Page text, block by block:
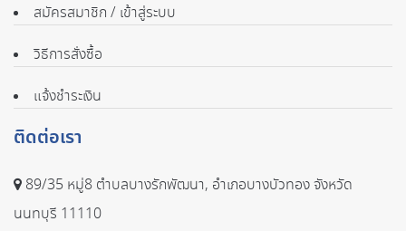
สมัครสมาชิก / เข้าสู่ระบบ
วิธีการสั่งซื้อ
แจ้งชำระเงิน
ติดต่อเรา
89/35 หมู่8 ตำบลบางรักพัฒนา, อำเภอบางบัวทอง จังหวัด
นนทบุรี 11110